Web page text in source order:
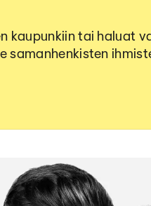
kaupunkiin tai haluat
samanhenkisten